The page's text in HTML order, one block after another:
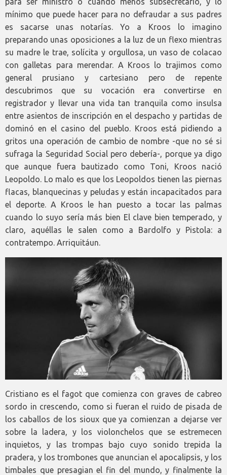
mínimo que puede hacer para no defraudar a sus padres
es sacarse unas notarías. Yo a Kroos lo imagino
preparando unas oposiciones a la luz de un flexo mientras
su madre le trae, solícita y orgullosa, un vaso de colacao
con galletas para merendar. A Kroos lo trajimos como
general prusiano y cartesiano pero de repente
descubrimos que su vocación era convertirse en
registrador y llevar una vida tan tranquila como insulsa
entre asientos de inscripción en el despacho y partidas de
dominó en el casino del pueblo. Kroos está pidiendo a
gritos una operación de cambio de nombre -que no sé si
sufraga la Seguridad Social pero debería-, porque ya digo
que aunque fuera bautizado como Toni, Kroos nació
Leopoldo. Lo malo es que los Leopoldos tienen las piernas
flacas, blanquecinas y peludas y están incapacitados para
el deporte. A Kroos le han puesto a tocar las palmas
cuando lo suyo sería más bien El clave bien temperado, y
claro, aquéllas le salen como a Bardolfo y Pistola: a
contratempo. Arriquitáun.
Cristiano es el fagot que comienza con graves de cabreo
sordo in crescendo, como si fueran el ruido de pisada de
los caballos de los sioux que ya comienzan a dejarse ver
sobre la ladera, y los violonchelos que se estremecen
inquietos, y las trompas bajo cuyo sonido trepida la
pradera, y los trombones que anuncian el apocalipsis, y los
timbales que presagian el fin del mundo, y finalmente la